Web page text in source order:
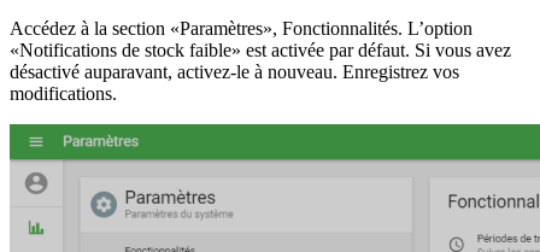
Accédez à la section «Paramètres», Fonctionnalités. L’option
«Notifications de stock faible» est activée par défaut. Si vous avez
désactivé auparavant, activez-le à nouveau. Enregistrez vos
modifications.